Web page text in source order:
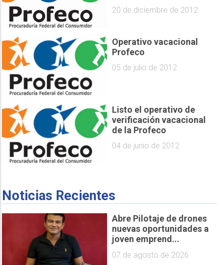
20 de diciembre de 2012
Operativo vacacional
Profeco
05 de julio de 2012
Listo el operativo de
verificación vacacional
de la Profeco
04 de junio de 2012
Noticias Recientes
Abre Pilotaje de drones
nuevas oportunidades a
joven emprend...
07 de agosto de 2026